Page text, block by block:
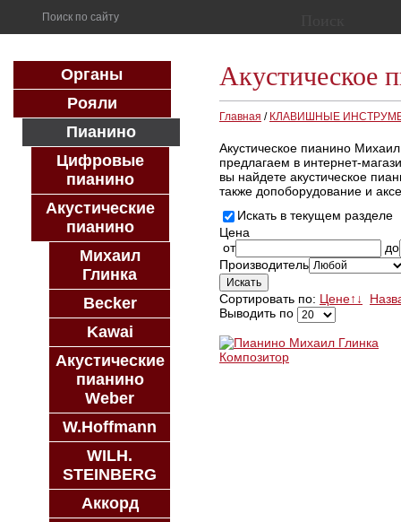
Акустическое
Главная / КЛАВИШНЫЕ
Акустическое пианино
предлагаем в интернет-
вы найдете акустическое
также допоборудование и
Искать в текущем разделе
Цена
от
до
Производитель
Сортировать по: Цене↑ ↓
Выводить по
Органы
Рояли
Пианино
Цифровые
пианино
Акустические
пианино
Михаил
Глинка
Becker
Kawai
Акустические
пианино
Weber
W.Hoffmann
WILH.
STEINBERG
Аккорд